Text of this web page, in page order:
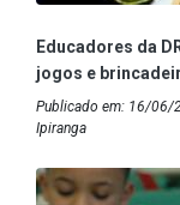
Educadores da
jogos e
Publicado em: 16/06/
Ipiranga